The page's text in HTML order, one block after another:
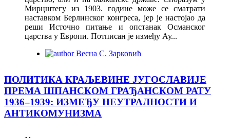
Мирцштегу из 1903. године може се сматрати
наставком Берлинског конгреса, јер је настојао да
реши Источно питање и опстанак Османског
царства у Европи. Потписан је између Ау...
Весна С. Зарковић
ПОЛИТИКА КРАЉЕВИНЕ ЈУГОСЛАВИЈЕ
ПРЕМА ШПАНСКОМ ГРАЂАНСКОМ РАТУ
1936‒1939: ИЗМЕЂУ НЕУТРАЛНОСТИ И
АНТИКОМУНИЗМА